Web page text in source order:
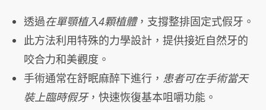
透過在單顎植入4顆植體，支撐整排固定式假牙。
此方法利用特殊的力學設計，提供接近自然牙的
咬合力和美觀度。
手術通常在舒眠麻醉下進行， 患者可在手術當天
裝上臨時假牙，快速恢復基本咀嚼功能。